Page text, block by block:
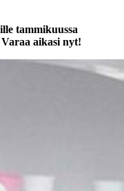
tammikuussa
aikasi nyt!